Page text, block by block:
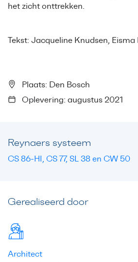
het zicht onttrekken.
Tekst: Jacqueline Knudsen, Eisma
Plaats: Den Bosch
Oplevering: augustus 2021
Reynaers systeem
CS 86-HI, CS 77, SL 38 en CW 50
Gerealiseerd door
Architect